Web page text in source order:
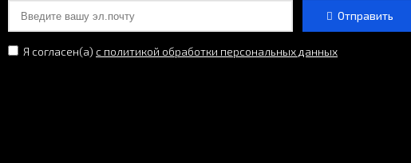
Отправить
Я согласен(a) с политикой обработки персональных данных